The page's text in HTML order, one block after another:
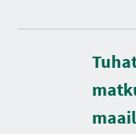
D
u
r
a